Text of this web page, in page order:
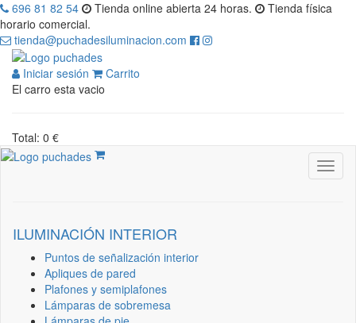
696 81 82 54 Tienda online abierta 24 horas.
Tienda física
horario comercial.
tienda@puchadesiluminacion.com
Iniciar sesión
Carrito
El carro esta vacio
Total: 0 €
ILUMINACIÓN INTERIOR
Puntos de señalización interior
Apliques de pared
Plafones y semiplafones
Lámparas de sobremesa